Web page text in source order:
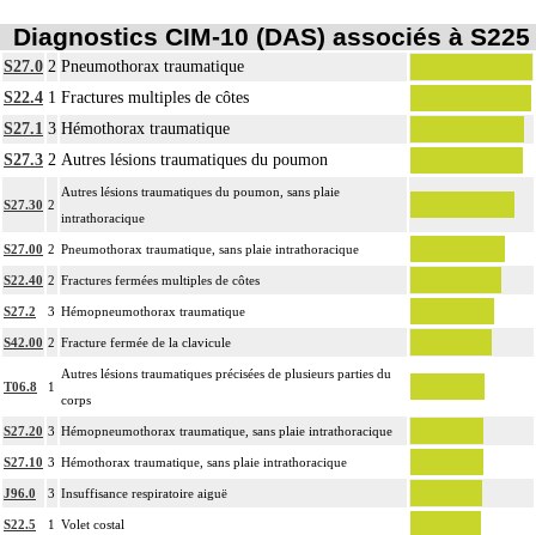
Diagnostics CIM-10 (DAS) associés à S225
S27.0 2 Pneumothorax traumatique
S22.4 1 Fractures multiples de côtes
S27.1 3 Hémothorax traumatique
S27.3 2 Autres lésions traumatiques du poumon
S27.30 2
Autres lésions traumatiques du poumon, sans plaie
intrathoracique
S27.00 2 Pneumothorax traumatique, sans plaie intrathoracique
S22.40 2 Fractures fermées multiples de côtes
S27.2 3 Hémopneumothorax traumatique
S42.00 2 Fracture fermée de la clavicule
T06.8 1
Autres lésions traumatiques précisées de plusieurs parties du
corps
S27.20 3 Hémopneumothorax traumatique, sans plaie intrathoracique
S27.10 3 Hémothorax traumatique, sans plaie intrathoracique
J96.0 3 Insuffisance respiratoire aiguë
S22.5 1 Volet costal